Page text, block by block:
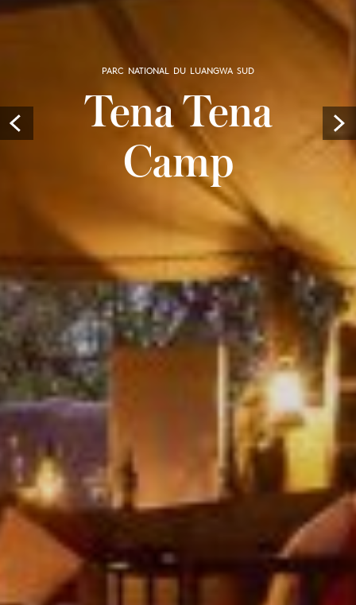
PARC NATIONAL DU LUANGWA SUD
Tena Tena
Camp